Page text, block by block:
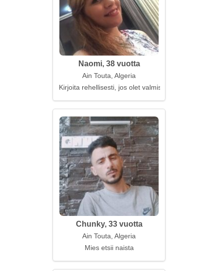
Naomi, 38 vuotta
Ain Touta, Algeria
Kirjoita rehellisesti, jos olet valmis olemaan siellä
Chunky, 33 vuotta
Ain Touta, Algeria
Mies etsii naista